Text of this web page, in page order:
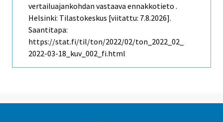
vertailuajankohdan vastaava ennakkotieto .
Helsinki: Tilastokeskus [viitattu: 7.8.2026].
Saantitapa:
https://stat.fi/til/ton/2022/02/ton_2022_02_
2022-03-18_kuv_002_fi.html